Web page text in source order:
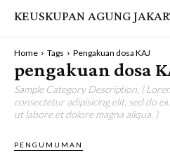
KEUSKUPAN AGUNG
Home Tags Pengakuan dosa KAJ
pengakuan dosa
Sample Category Description. (
consectetur adipisicing elit, sed do
ut labore et dolore magna aliqua. )
PENGUMUMAN